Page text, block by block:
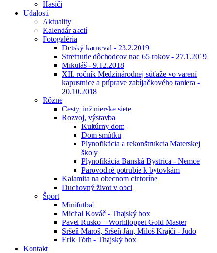
Hasiči
Udalosti
Aktuality
Kalendár akcií
Fotogaléria
Detský karneval - 23.2.2019
Stretnutie dôchodcov nad 65 rokov - 27.1.2019
Mikuláš - 9.12.2018
XII. ročník Medzinárodnej súťaže vo varení
kapustnice a príprave zabíjačkového taniera -
20.10.2018
Rôzne
Cesty, inžinierske siete
Rozvoj, výstavba
Kultúrny dom
Dom smútku
Plynofikácia a rekonštrukcia Materskej
školy
Plynofikácia Banská Bystrica - Nemce
Parovodné potrubie k bytovkám
Kalamita na obecnom cintoríne
Duchovný život v obci
Šport
Minifutbal
Michal Kováč - Thajský box
Pavel Rusko – Worldloppet Gold Master
Sršeň Maroš, Sršeň Ján, Miloš Krajči - Judo
Erik Tóth - Thajský box
Kontakt